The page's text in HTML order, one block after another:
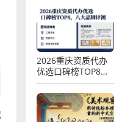
2026重庆资质代办
优选口碑榜TOP8，
八大品牌评测